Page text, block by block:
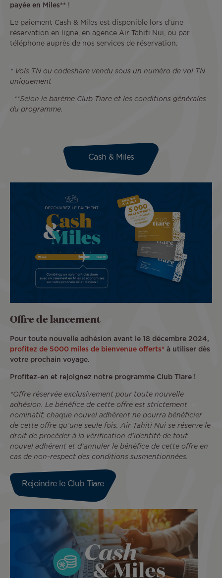
payée en Miles** !
Le paiement Cash & Miles est disponible lors d’une
réservation en ligne, en agence Air Tahiti Nui, ou par
téléphone auprès de nos services de réservation.
* Vols TN ou codeshare vendu sous un numéro de vol TN
uniquement
**Selon le barème Club Tiare et les conditions générales
du programme.
Cash & Miles
Offre de lancement
Pour toute nouvelle adhésion avant le 18 décembre 2024,
profitez de 5000 miles de bienvenue offerts* à utiliser dès
votre prochain voyage.
Profitez-en et rejoignez notre programme Club Tiare !
*Offre réservée exclusivement pour toute nouvelle
adhésion. Le bénéfice de cette offre est strictement
nominatif, chaque nouvel adhérent ne pourra bénéficier
de cette offre qu’une seule fois. Air Tahiti Nui se réserve le
droit de procéder à la vérification d’identité de tout
nouvel adhérent et d’annuler le bénéfice de cette offre en
cas de non-respect des conditions susmentionnées.
Rejoindre le Club Tiare